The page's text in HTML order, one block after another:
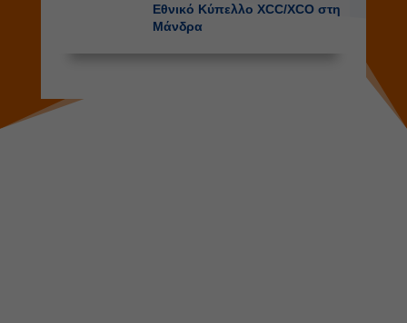
Εθνικό Κύπελλο XCC/XCO στη
Μάνδρα